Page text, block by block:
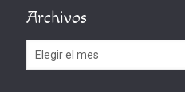
Archivos
Archivos